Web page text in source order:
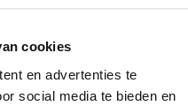
cookies
en advertenties te
social media te bieden en